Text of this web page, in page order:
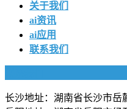
关于我们
ai资讯
ai应用
联系我们
长沙地址：湖南省长沙市岳